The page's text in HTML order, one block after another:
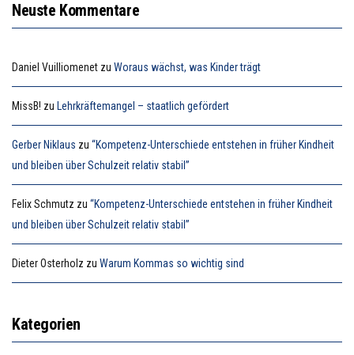
Neuste Kommentare
Daniel Vuilliomenet zu Woraus wächst, was Kinder trägt
MissB! zu Lehrkräftemangel – staatlich gefördert
Gerber Niklaus zu “Kompetenz-Unterschiede entstehen in früher Kindheit
und bleiben über Schulzeit relativ stabil”
Felix Schmutz zu “Kompetenz-Unterschiede entstehen in früher Kindheit
und bleiben über Schulzeit relativ stabil”
Dieter Osterholz zu Warum Kommas so wichtig sind
Kategorien